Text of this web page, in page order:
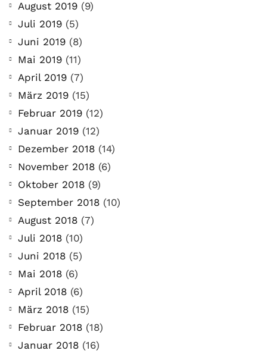
August 2019 (9)
Juli 2019 (5)
Juni 2019 (8)
Mai 2019 (11)
April 2019 (7)
März 2019 (15)
Februar 2019 (12)
Januar 2019 (12)
Dezember 2018 (14)
November 2018 (6)
Oktober 2018 (9)
September 2018 (10)
August 2018 (7)
Juli 2018 (10)
Juni 2018 (5)
Mai 2018 (6)
April 2018 (6)
März 2018 (15)
Februar 2018 (18)
Januar 2018 (16)